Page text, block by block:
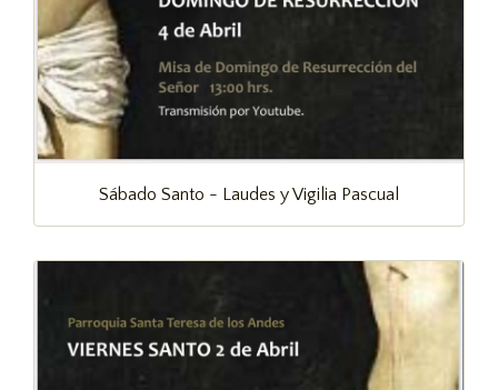
Sábado Santo - Laudes y Vigilia Pascual